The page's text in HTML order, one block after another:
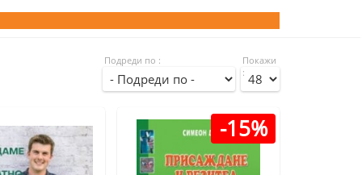
Подреди по :
Покажи
:
-15%